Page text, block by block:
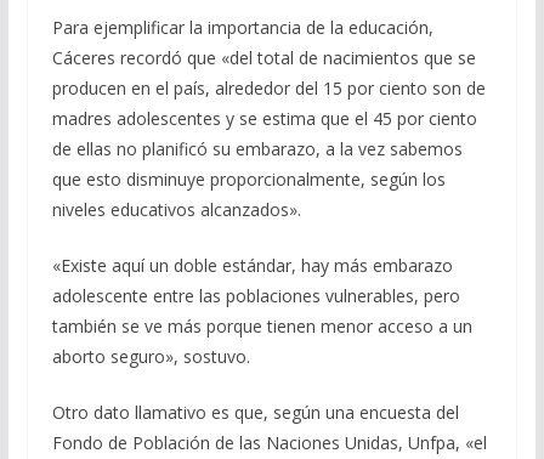
Para ejemplificar la importancia de la educación,
Cáceres recordó que «del total de nacimientos que se
producen en el paí­s, alrededor del 15 por ciento son de
madres adolescentes y se estima que el 45 por ciento
de ellas no planificó su embarazo, a la vez sabemos
que esto disminuye proporcionalmente, según los
niveles educativos alcanzados».
«Existe aquí un doble estándar, hay más embarazo
adolescente entre las poblaciones vulnerables, pero
también se ve más porque tienen menor acceso a un
aborto seguro», sostuvo.
Otro dato llamativo es que, según una encuesta del
Fondo de Población de las Naciones Unidas, Unfpa, «el